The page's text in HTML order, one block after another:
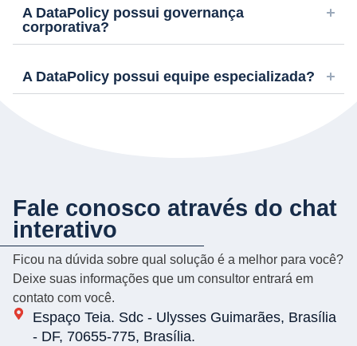
A DataPolicy possui governança
corporativa?
A DataPolicy possui equipe especializada?
Fale conosco através do chat
interativo
Ficou na dúvida sobre qual solução é a melhor para você?
Deixe suas informações que um consultor entrará em
contato com você.
Espaço Teia. Sdc - Ulysses Guimarães, Brasília
- DF, 70655-775, Brasília.